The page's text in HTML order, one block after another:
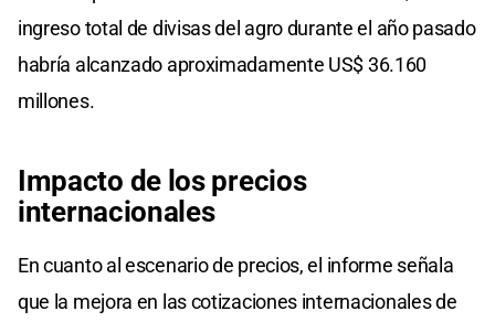
ingreso total de divisas del agro durante el año pasado
habría alcanzado aproximadamente US$ 36.160
millones.
Impacto de los precios
internacionales
En cuanto al escenario de precios, el informe señala
que la mejora en las cotizaciones internacionales de